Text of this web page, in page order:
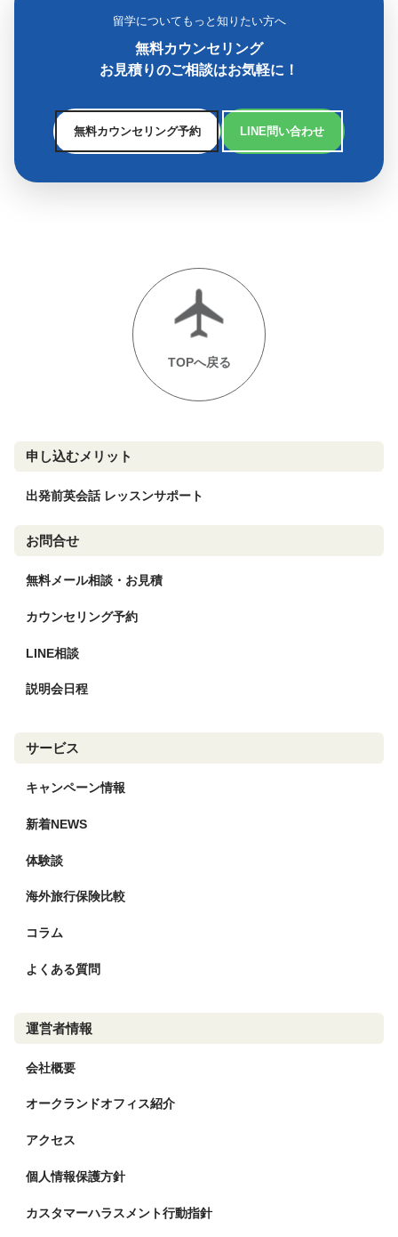
留学についてもっと知りたい方へ
無料カウンセリング
お見積りのご相談はお気軽に！
無料カウンセリング予約 LINE問い合わせ
TOPへ戻る
申し込むメリット
出発前英会話 レッスンサポート
お問合せ
無料メール相談・お見積
カウンセリング予約
LINE相談
説明会日程
サービス
キャンペーン情報
新着NEWS
体験談
海外旅行保険比較
コラム
よくある質問
運営者情報
会社概要
オークランドオフィス紹介
アクセス
個人情報保護方針
カスタマーハラスメント行動指針